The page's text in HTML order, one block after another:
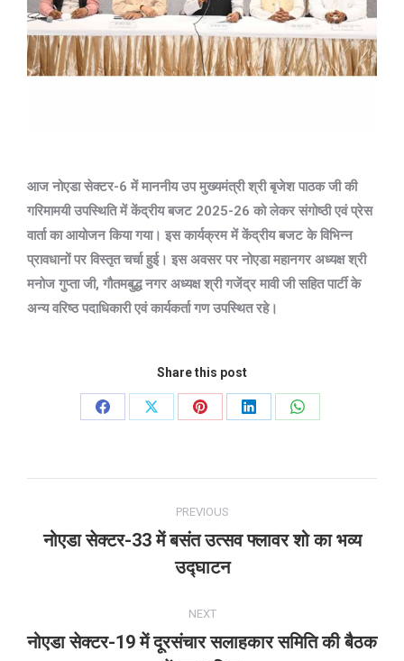
आज नोएडा सेक्टर-6 में माननीय उप मुख्यमंत्री श्री बृजेश पाठक जी की
गरिमामयी उपस्थिति में केंद्रीय बजट 2025-26 को लेकर संगोष्ठी एवं प्रेस
वार्ता का आयोजन किया गया। इस कार्यक्रम में केंद्रीय बजट के विभिन्न
प्रावधानों पर विस्तृत चर्चा हुई। इस अवसर पर नोएडा महानगर अध्यक्ष श्री
मनोज गुप्ता जी, गौतमबुद्ध नगर अध्यक्ष श्री गजेंद्र मावी जी सहित पार्टी के
अन्य वरिष्ठ पदाधिकारी एवं कार्यकर्ता गण उपस्थित रहे।
Share this post
Share
Share
Share
Share
Share
navigation
PREVIOUS
Previous
post:
नोएडा सेक्टर-33 में बसंत उत्सव फ्लावर शो का भव्य
उद्घाटन
NEXT
Next
नोएडा सेक्टर-19 में दूरसंचार सलाहकार समिति की बैठक